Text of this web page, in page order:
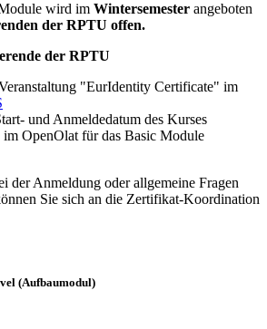
wird im Wintersemester angeboten
der RPTU offen.
der RPTU
"EurIdentity Certificate" im
und Anmeldedatum des Kurses
im OpenOlat für das Basic Module
der Anmeldung oder allgemeine Fragen
Sie sich an die Zertifikat-Koordination
(Aufbaumodul)